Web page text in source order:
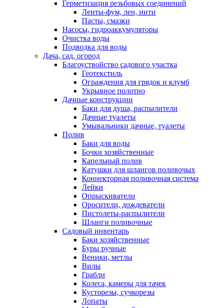
Герметизация резьбовых соединений
Ленты-фум, лен, нити
Пасты, смазки
Насосы, гидроаккумуляторы
Очистка воды
Подводка для воды
Дача, сад, огород
Благоуствойство садового участка
Геотекстиль
Ограждения для грядок и клумб
Укрывное полотно
Дачные конструкции
Баки для душа, распылители
Дачные туалеты
Умывальники дачные, туалеты
Полив
Баки для воды
Бочки хозяйственные
Капельный полив
Катушки для шлангов поливочых
Коннекторная поливочная система
Лейки
Опрыскиватели
Оросители, дождеватели
Пистолеты-распылители
Шланги поливочные
Садовый инвентарь
Баки хозяйственные
Буры ручные
Веники, метлы
Вилы
Грабли
Колеса, камеры для тачек
Кусторезы, сучкорезы
Лопаты